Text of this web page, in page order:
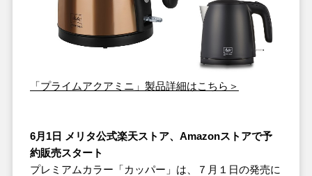
「プライムアクアミニ」製品詳細はこちら＞
6月1日 メリタ公式楽天ストア、Amazonストアで予
約販売スタート
プレミアムカラー「カッパー」は、７月１日の発売に